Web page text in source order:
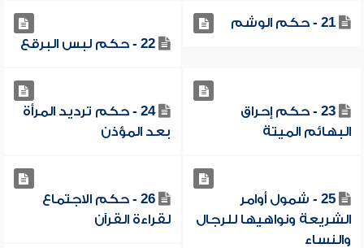
21 - حكم الوشم
22 - حكم لبس البرقع
23 - حكم إحراق
البهائم الميتة
24 - حكم ترديد المرأة
بعد المؤذن
25 - شمول أوامر
الشريعة ونواهيها للرجال
والنساء
26 - حكم الاجتماع
لقراءة القرآن